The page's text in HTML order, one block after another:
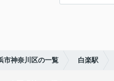
市神奈川区の一覧 白楽駅